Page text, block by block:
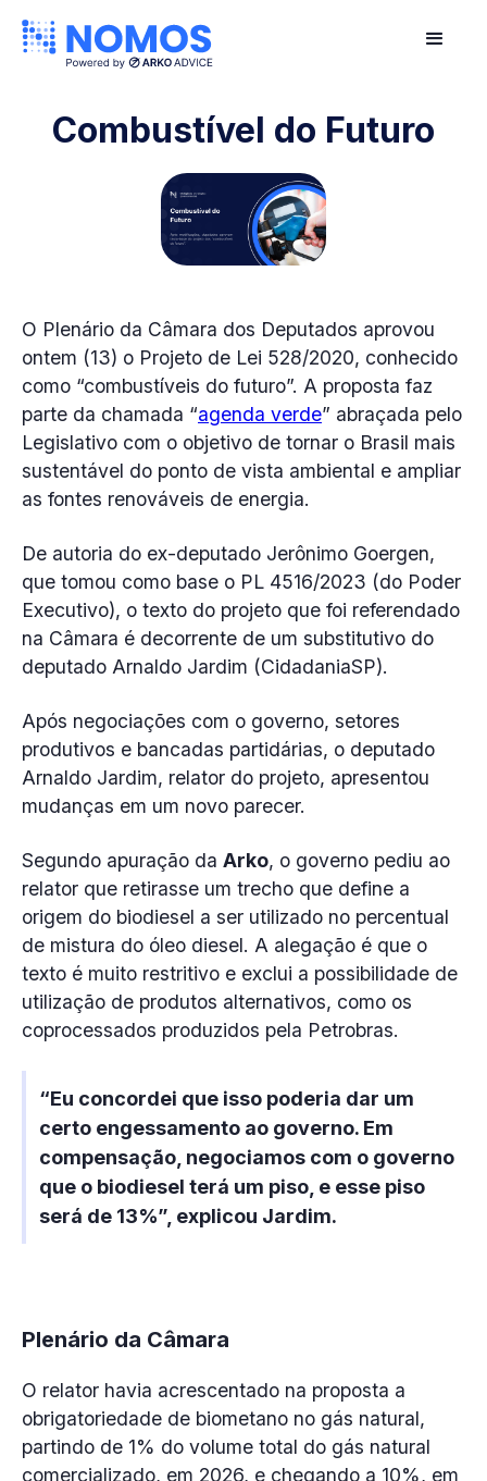
Combustível do Futuro
O Plenário da Câmara dos Deputados aprovou
ontem (13) o Projeto de Lei 528/2020, conhecido
como “combustíveis do futuro”. A proposta faz
parte da chamada “agenda verde” abraçada pelo
Legislativo com o objetivo de tornar o Brasil mais
sustentável do ponto de vista ambiental e ampliar
as fontes renováveis de energia.
De autoria do ex-deputado Jerônimo Goergen,
que tomou como base o PL 4516/2023 (do Poder
Executivo), o texto do projeto que foi referendado
na Câmara é decorrente de um substitutivo do
deputado Arnaldo Jardim (CidadaniaSP).
Após negociações com o governo, setores
produtivos e bancadas partidárias, o deputado
Arnaldo Jardim, relator do projeto, apresentou
mudanças em um novo parecer.
Segundo apuração da Arko, o governo pediu ao
relator que retirasse um trecho que define a
origem do biodiesel a ser utilizado no percentual
de mistura do óleo diesel. A alegação é que o
texto é muito restritivo e exclui a possibilidade de
utilização de produtos alternativos, como os
coprocessados produzidos pela Petrobras.
“Eu concordei que isso poderia dar um
certo engessamento ao governo. Em
compensação, negociamos com o governo
que o biodiesel terá um piso, e esse piso
será de 13%”, explicou Jardim.
Plenário da Câmara
O relator havia acrescentado na proposta a
obrigatoriedade de biometano no gás natural,
partindo de 1% do volume total do gás natural
comercializado, em 2026, e chegando a 10%, em